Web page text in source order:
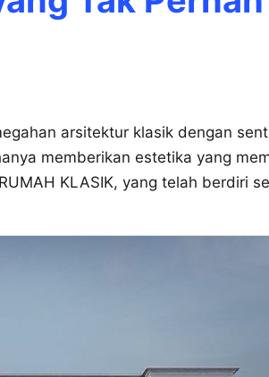
arsitektur klasik dengan
memberikan estetika yang
KLASIK, yang telah berdiri